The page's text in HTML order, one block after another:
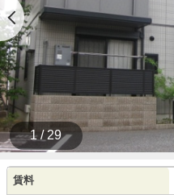
1 / 29
賃料